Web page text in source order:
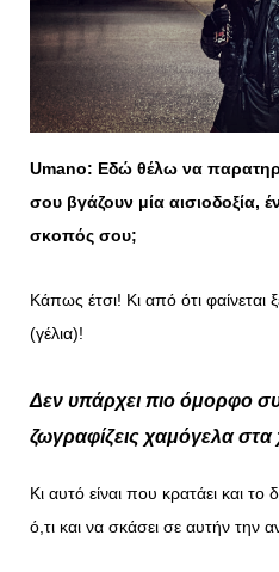
Umano: Εδώ θέλω να
σου βγάζουν μία αισιοδοξία,
σκοπός σου;
Κάπως έτσι! Κι από ότι φαίνεται
(γέλια)!
Δεν υπάρχει πιο όμορφο
ζωγραφίζεις χαμόγελα
Κι αυτό είναι που κρατάει και
ό,τι και να σκάσει σε αυτήν την